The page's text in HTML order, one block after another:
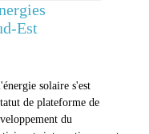
Est
solaire s'est
de plateforme de
du